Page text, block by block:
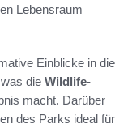
Lebensraum
Einblicke in die
die Wildlife-
macht. Darüber
des Parks ideal für